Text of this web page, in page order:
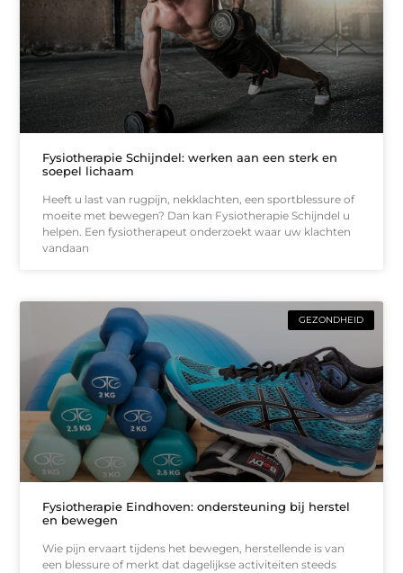
Fysiotherapie Schijndel: werken aan een sterk en
soepel lichaam
Heeft u last van rugpijn, nekklachten, een sportblessure of
moeite met bewegen? Dan kan Fysiotherapie Schijndel u
helpen. Een fysiotherapeut onderzoekt waar uw klachten
vandaan
GEZONDHEID
Fysiotherapie Eindhoven: ondersteuning bij herstel
en bewegen
Wie pijn ervaart tijdens het bewegen, herstellende is van
een blessure of merkt dat dagelijkse activiteiten steeds